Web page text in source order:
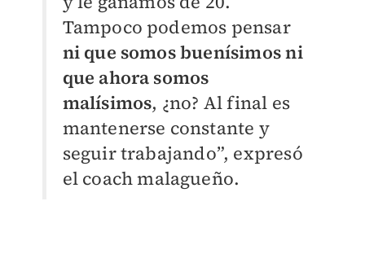
Tampoco podemos pensar
ni que somos buenísimos ni
que ahora somos
malísimos, ¿no? Al final es
mantenerse constante y
seguir trabajando”, expresó
el coach malagueño.